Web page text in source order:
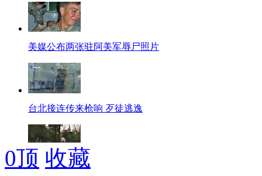
美媒公布两张驻阿美军辱尸照片
台北接连传来枪响 歹徒逃逸
日男子练"猴奔"百米奔跑需20秒
0顶 收藏